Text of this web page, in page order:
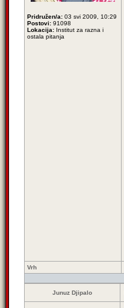
Pridružen/a: 03 svi 2009, 10:29
Postovi: 91098
Lokacija: Institut za razna i
ostala pitanja
Vrh
Junuz Djipalo